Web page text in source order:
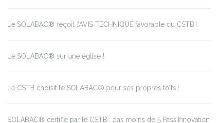
Le SOLABAC® reçoit l’AVIS TECHNIQUE favorable du CSTB !
Le SOLABAC® sur une église !
Le CSTB choisit le SOLABAC® pour ses propres toîts !
SOLABAC® certifié par le CSTB : pas moins de 5 Pass’Innovation